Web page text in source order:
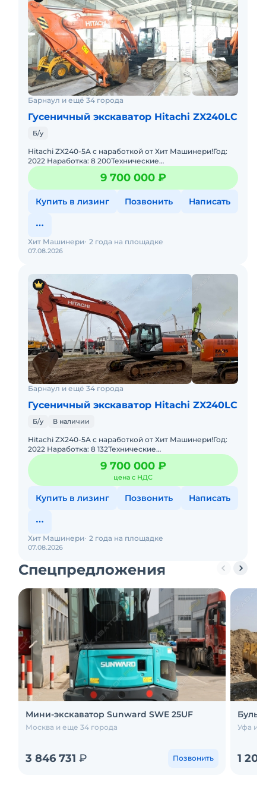
Барнаул и ещё 34 города
Гусеничный экскаватор Hitachi ZX240LC
Б/у
Hitachi ZX240-5А с наработкой от Хит Машинери!Год:
2022 Наработка: 8 200Технические
характеристики:Рабочий объем двигателя: 5193
cм3Мощность: 133 кВТДвигатель:
9 700 000 ₽
Купить в лизинг Позвонить Написать
07.08.2026
Хит Машинери 2 года на площадке
Барнаул и ещё 34 города
Гусеничный экскаватор Hitachi ZX240LC
Б/у В наличии
Hitachi ZX240-5А с наработкой от Хит Машинери!Год:
2022 Наработка: 8 132Технические
характеристики:Рабочий объем двигателя: 5193
cм3Мощность: 133 кВТДвигатель:
9 700 000 ₽
цена с НДС
Купить в лизинг Позвонить Написать
07.08.2026
Хит Машинери 2 года на площадке
Спецпредложения
Мини-экскаватор Sunward SWE 25UF
Москва и еще 34 города
3 846 731 ₽ Позвонить
Уфа и
1